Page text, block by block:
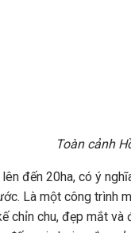
Toàn cảnh
đến 20ha, có ý
Là một công trình
chỉn chu, đẹp mắt và